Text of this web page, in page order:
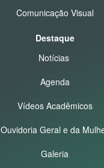
Comunicação Visual
Destaque
Notícias
Agenda
Vídeos Acadêmicos
Ouvidoria Geral e da
Galeria